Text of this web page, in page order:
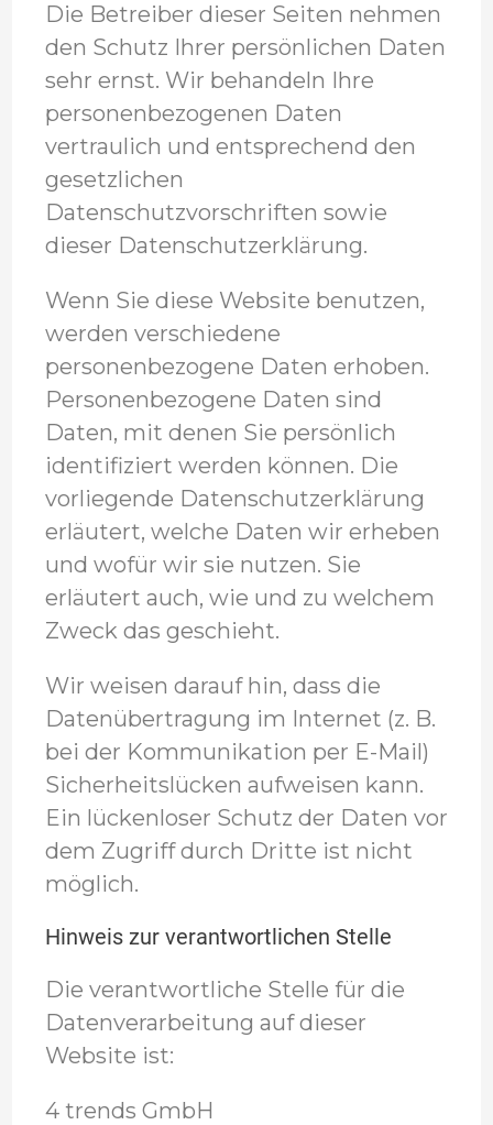
Die Betreiber dieser Seiten nehmen
den Schutz Ihrer persönlichen Daten
sehr ernst. Wir behandeln Ihre
personenbezogenen Daten
vertraulich und entsprechend den
gesetzlichen
Datenschutzvorschriften sowie
dieser Datenschutzerklärung.
Wenn Sie diese Website benutzen,
werden verschiedene
personenbezogene Daten erhoben.
Personenbezogene Daten sind
Daten, mit denen Sie persönlich
identifiziert werden können. Die
vorliegende Datenschutzerklärung
erläutert, welche Daten wir erheben
und wofür wir sie nutzen. Sie
erläutert auch, wie und zu welchem
Zweck das geschieht.
Wir weisen darauf hin, dass die
Datenübertragung im Internet (z. B.
bei der Kommunikation per E-Mail)
Sicherheitslücken aufweisen kann.
Ein lückenloser Schutz der Daten vor
dem Zugriff durch Dritte ist nicht
möglich.
Hinweis zur verantwortlichen Stelle
Die verantwortliche Stelle für die
Datenverarbeitung auf dieser
Website ist:
4 trends GmbH